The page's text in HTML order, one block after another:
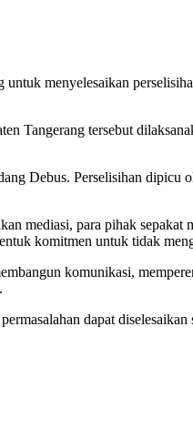
menyelesaikan
Tangerang tersebut
Debus. Perselisihan dipicu
mediasi, para pihak sepakat
komitmen untuk tidak
komunikasi,
dapat diselesaikan